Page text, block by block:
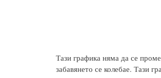
Тази графика няма да се
забавянето се колебае. Тази